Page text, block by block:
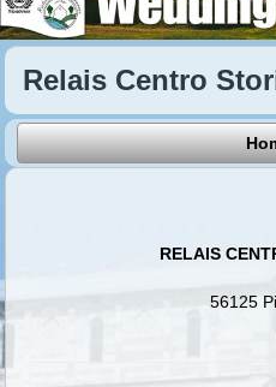
Relais Centro
RELAIS
56125